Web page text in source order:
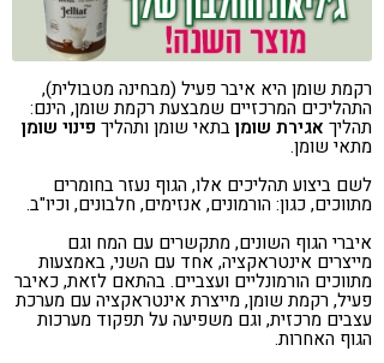
רקמת שומן היא איבר פעיל (מבחינה מטבולית),
התהליכים המרכזיים שמבצעת רקמת שומן, הינם:
תהליך אגירת שומןבתאי שומן ותהליך פינוי שומן
מתאי שומן.
לשם ביצוע תהליכים אלו, הגוף נעזר בחומרים
מתווכים, כגון: הורמונים, אנזימים, חלבונים, וכיו"ב.
איברי הגוף השונים, מתקשרים עם המח וגם
מייצרים אינטראקציה, אחד עם השני, באמצעות
מתווכים הורמונליים ועצביים. בהתאם לזאת, כאיבר
פעיל, רקמת שומן, מייצרת אינטראקציה עם מערכת
עצבים מרכזית, וגם משפיעה על תפקוד מערכות
הגוף האחרות.